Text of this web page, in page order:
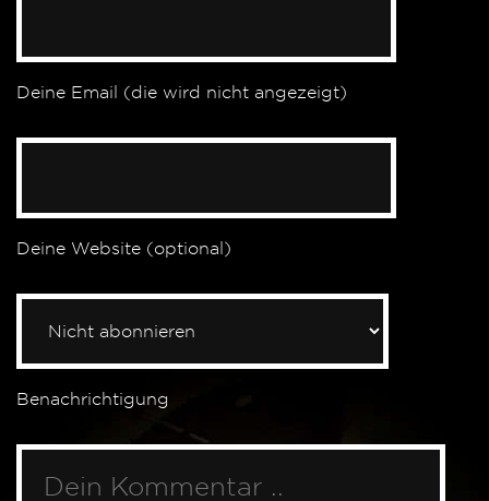
Deine Email (die wird nicht angezeigt)
Deine Website (optional)
Benachrichtigung